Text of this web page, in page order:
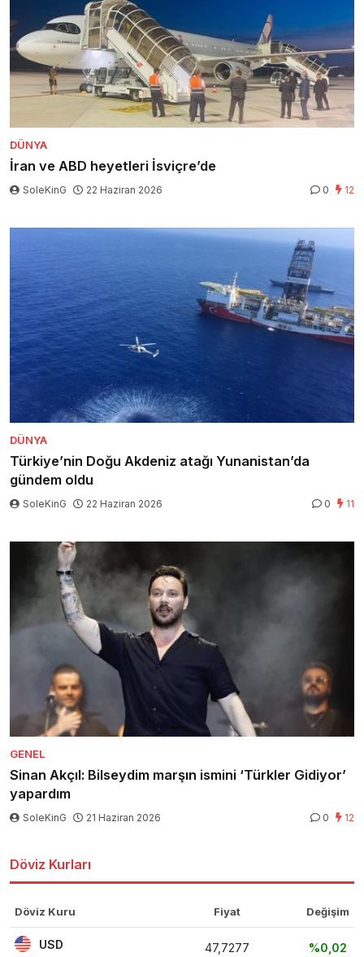
DÜNYA
İran ve ABD heyetleri İsviçre’de
SoleKinG 22 Haziran 2026 0 12
DÜNYA
Türkiye’nin Doğu Akdeniz atağı Yunanistan’da
gündem oldu
SoleKinG 22 Haziran 2026 0 11
GENEL
Sinan Akçıl: Bilseydim marşın ismini ‘Türkler Gidiyor’
yapardım
SoleKinG 21 Haziran 2026 0 12
Döviz Kurları
Döviz Kuru Fiyat Değişim
USD 47,7277 %0,02